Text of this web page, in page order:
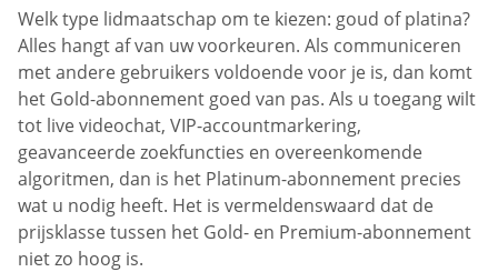
Welk type lidmaatschap om te kiezen: goud of platina?
Alles hangt af van uw voorkeuren. Als communiceren
met andere gebruikers voldoende voor je is, dan komt
het Gold-abonnement goed van pas. Als u toegang wilt
tot live videochat, VIP-accountmarkering,
geavanceerde zoekfuncties en overeenkomende
algoritmen, dan is het Platinum-abonnement precies
wat u nodig heeft. Het is vermeldenswaard dat de
prijsklasse tussen het Gold- en Premium-abonnement
niet zo hoog is.